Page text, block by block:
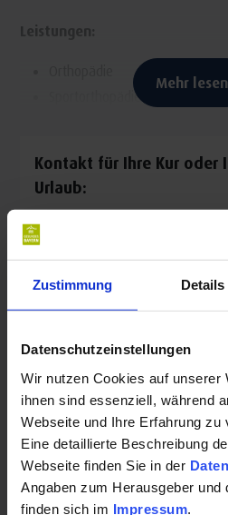
Zustimmung Details
Datenschutzeinstellungen
Wir nutzen Cookies auf unserer
ihnen sind essenziell, während
Webseite und Ihre Erfahrung zu
Eine detaillierte Beschreibung
Webseite finden Sie in der
Angaben zum Herausgeber und
finden sich im Impressum
Leistungen:
Sportorthopädie
Unfallchirurgie
D-Arztverfahren
Mehr lesen
Kontakt für Ihre Kur oder
Urlaub:
Isar-Loisachtal-Orthopädie
83646 Bad Tölz
E-Mail: